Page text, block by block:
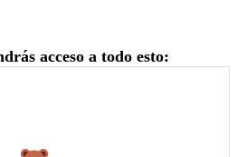
acceso a todo esto: